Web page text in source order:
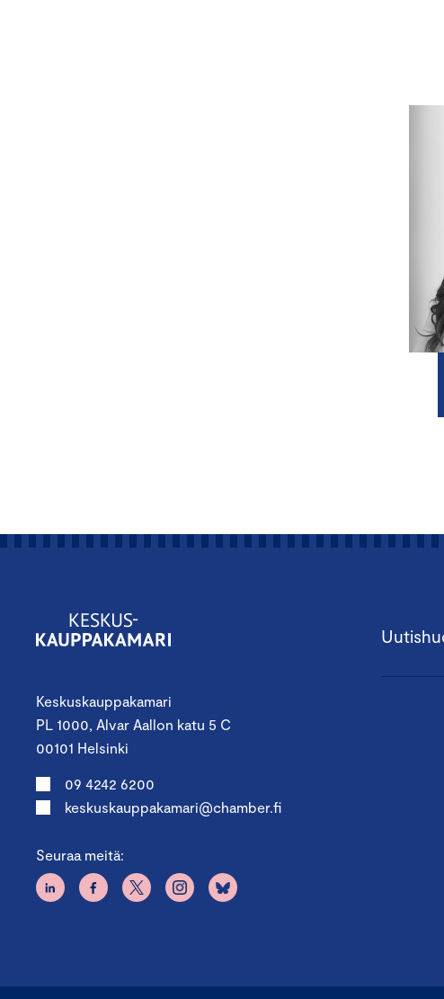
Keskuskauppakamari
PL 1000, Alvar Aallon katu 5 C
00101 Helsinki
09 4242 6200
keskuskauppakamari@chamber.fi
Seuraa meitä: